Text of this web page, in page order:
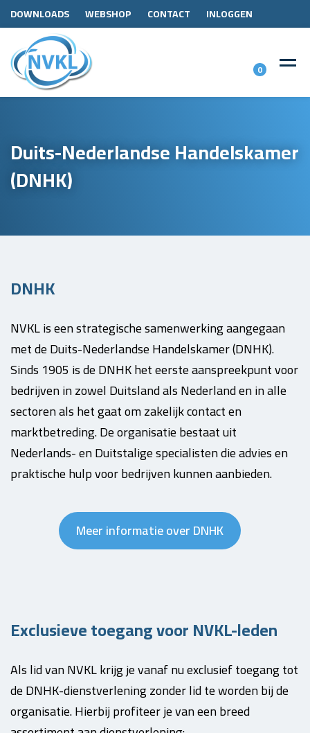
DOWNLOADS WEBSHOP CONTACT INLOGGEN
0
Duits-Nederlandse Handelskamer
(DNHK)
DNHK
NVKL is een strategische samenwerking aangegaan
met de Duits-Nederlandse Handelskamer (DNHK).
Sinds 1905 is de DNHK het eerste aanspreekpunt voor
bedrijven in zowel Duitsland als Nederland en in alle
sectoren als het gaat om zakelijk contact en
marktbetreding. De organisatie bestaat uit
Nederlands- en Duitstalige specialisten die advies en
praktische hulp voor bedrijven kunnen aanbieden.
Meer informatie over DNHK
Exclusieve toegang voor NVKL-leden
Als lid van NVKL krijg je vanaf nu exclusief toegang tot
de DNHK-dienstverlening zonder lid te worden bij de
organisatie. Hierbij profiteer je van een breed